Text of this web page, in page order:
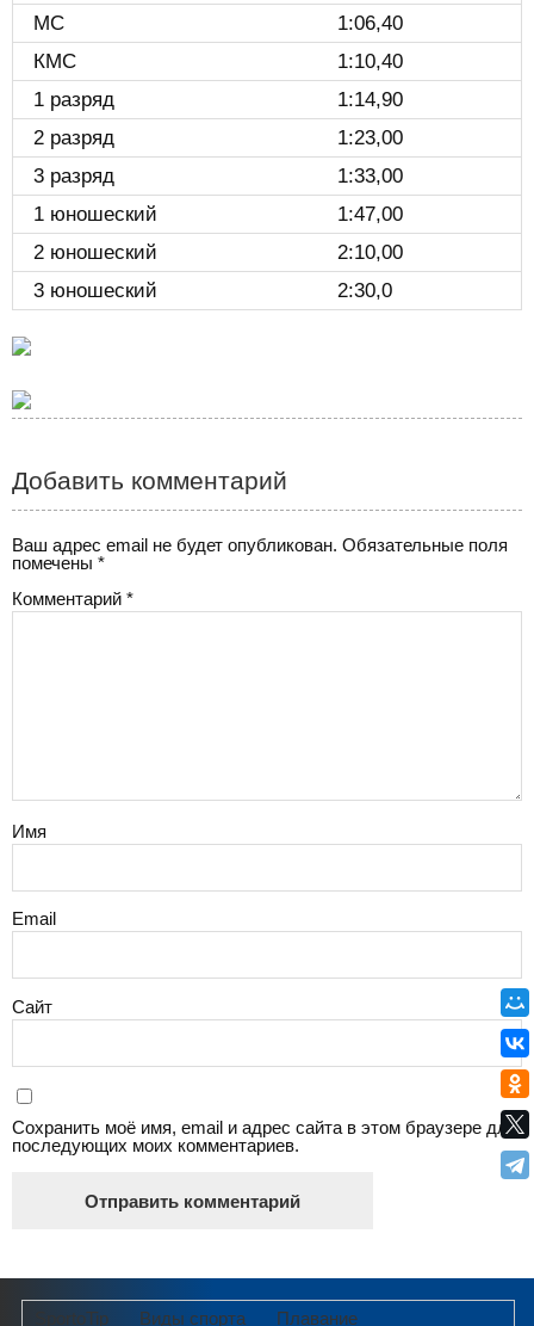
МС
1:06,40
КМС
1:10,40
1 разряд
1:14,90
2 разряд
1:23,00
3 разряд
1:33,00
1 юношеский
1:47,00
2 юношеский
2:10,00
3 юношеский
2:30,0
Добавить комментарий
Ваш адрес email не будет опубликован. Обязательные поля
помечены *
Комментарий *
Имя
Email
Сайт
Сохранить моё имя, email и адрес сайта в этом браузере для
последующих моих комментариев.
SportoTip Виды спорта Плавание